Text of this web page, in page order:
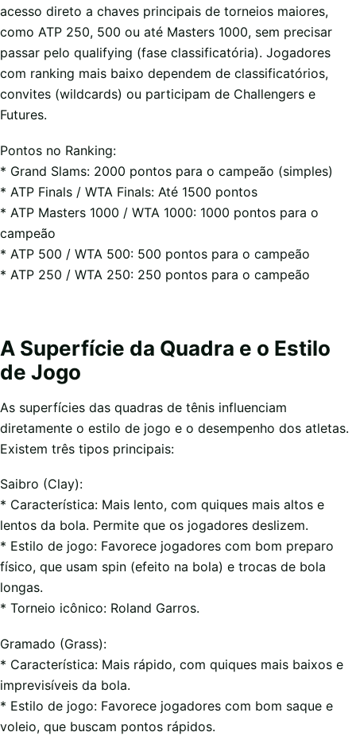
acesso direto a chaves principais de torneios maiores,
como ATP 250, 500 ou até Masters 1000, sem precisar
passar pelo qualifying (fase classificatória). Jogadores
com ranking mais baixo dependem de classificatórios,
convites (wildcards) ou participam de Challengers e
Futures.
Pontos no Ranking:
* Grand Slams: 2000 pontos para o campeão (simples)
* ATP Finals / WTA Finals: Até 1500 pontos
* ATP Masters 1000 / WTA 1000: 1000 pontos para o
campeão
* ATP 500 / WTA 500: 500 pontos para o campeão
* ATP 250 / WTA 250: 250 pontos para o campeão
A Superfície da Quadra e o Estilo
de Jogo
As superfícies das quadras de tênis influenciam
diretamente o estilo de jogo e o desempenho dos atletas.
Existem três tipos principais:
Saibro (Clay):
* Característica: Mais lento, com quiques mais altos e
lentos da bola. Permite que os jogadores deslizem.
* Estilo de jogo: Favorece jogadores com bom preparo
físico, que usam spin (efeito na bola) e trocas de bola
longas.
* Torneio icônico: Roland Garros.
Gramado (Grass):
* Característica: Mais rápido, com quiques mais baixos e
imprevisíveis da bola.
* Estilo de jogo: Favorece jogadores com bom saque e
voleio, que buscam pontos rápidos.